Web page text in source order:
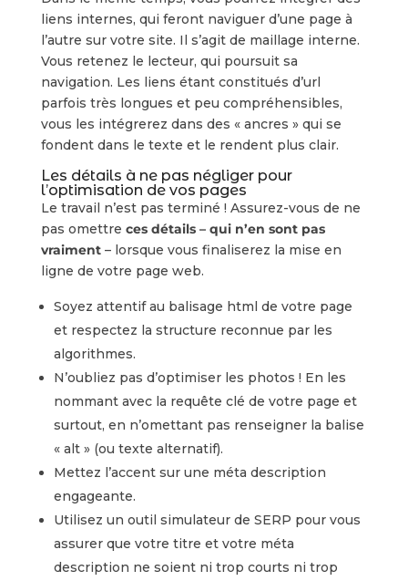
liens internes, qui feront naviguer d’une page à
l’autre sur votre site. Il s’agit de maillage interne.
Vous retenez le lecteur, qui poursuit sa
navigation. Les liens étant constitués d’url
parfois très longues et peu compréhensibles,
vous les intégrerez dans des « ancres » qui se
fondent dans le texte et le rendent plus clair.
Les détails à ne pas négliger pour
l’optimisation de vos pages
Le travail n’est pas terminé ! Assurez-vous de ne
pas omettre ces détails – qui n’en sont pas
vraiment– lorsque vous finaliserez la mise en
ligne de votre page web.
Soyez attentif au balisage html de votre page
et respectez la structure reconnue par les
algorithmes.
N’oubliez pas d’optimiser les photos ! En les
nommant avec la requête clé de votre page et
surtout, en n’omettant pas renseigner la balise
« alt » (ou texte alternatif).
Mettez l’accent sur une méta description
engageante.
Utilisez un outil simulateur de SERP pour vous
assurer que votre titre et votre méta
description ne soient ni trop courts ni trop